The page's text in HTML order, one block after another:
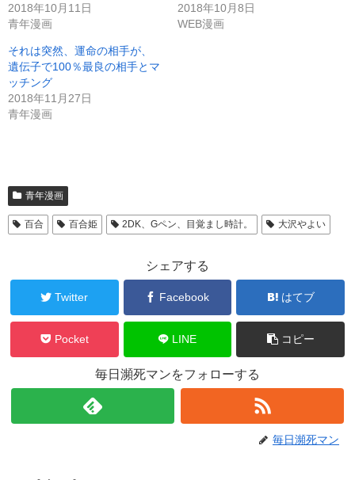
2018年10月11日
青年漫画
2018年10月8日
WEB漫画
それは突然、運命の相手が、
遺伝子で100％最良の相手とマ
ッチング
2018年11月27日
青年漫画
青年漫画
百合 百合姫 2DK、Gペン、目覚まし時計。 大沢やよい
シェアする
Twitter Facebook はてブ
Pocket LINE コピー
毎日瀕死マンをフォローする
毎日瀕死マン